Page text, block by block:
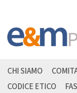
CHI SIAMO
CODICE ETICO